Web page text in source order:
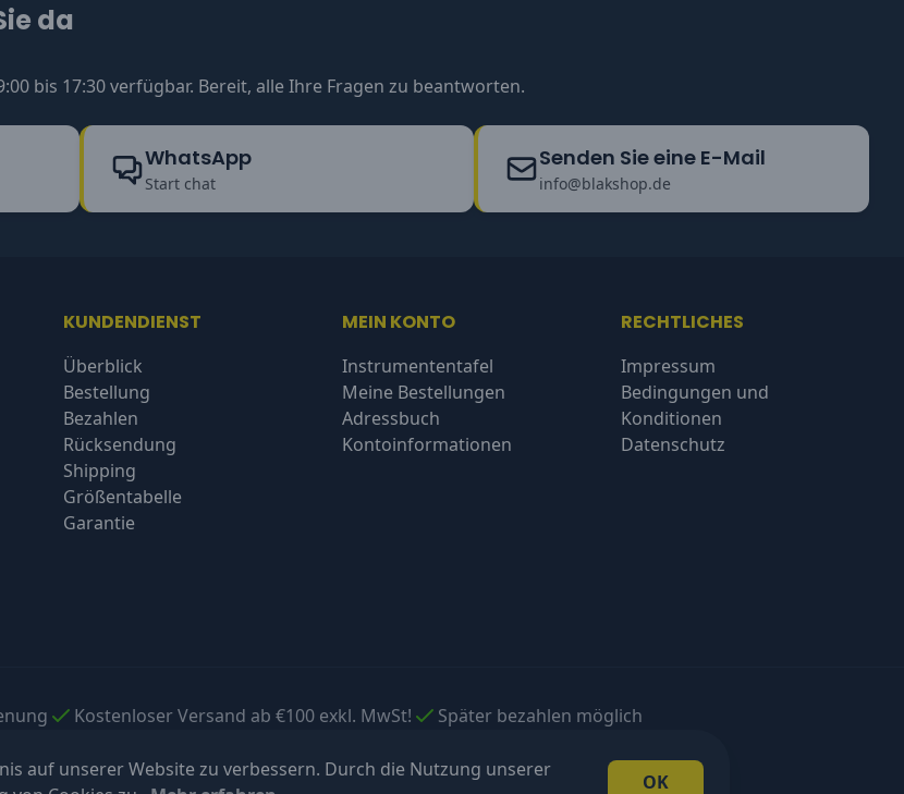
auf unserer Website zu verbessern. Durch die Nutzung unserer
OK
da
bis 17:30 verfügbar. Bereit, alle Ihre Fragen zu beantworten.
WhatsApp
Start chat
Senden Sie eine E-Mail
info@blakshop.de
KUNDENDIENST
Überblick
Bestellung
Bezahlen
Rücksendung
Shipping
Größentabelle
Garantie
MEIN KONTO
Instrumententafel
Meine Bestellungen
Adressbuch
Kontoinformationen
RECHTLICHES
Impressum
Bedingungen und
Konditionen
Datenschutz
Kostenloser Versand ab €100 exkl. MwSt! Später bezahlen möglich